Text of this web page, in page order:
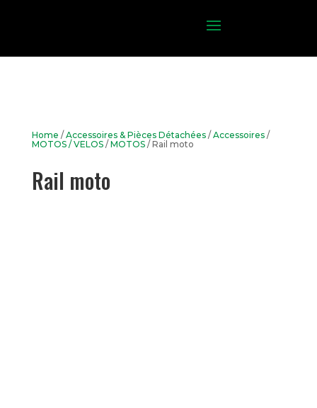
Home / Accessoires & Pièces Détachées/ Accessoires/
MOTOS / VELOS/ MOTOS/ Rail moto
Rail moto